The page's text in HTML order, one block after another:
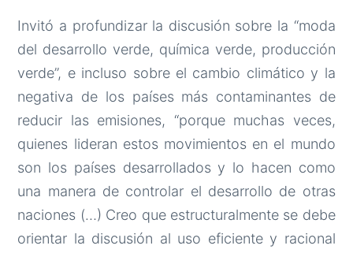
Invitó a profundizar la discusión sobre la “moda
del desarrollo verde, química verde, producción
verde”, e incluso sobre el cambio climático y la
negativa de los países más contaminantes de
reducir las emisiones, “porque muchas veces,
quienes lideran estos movimientos en el mundo
son los países desarrollados y lo hacen como
una manera de controlar el desarrollo de otras
naciones (…) Creo que estructuralmente se debe
orientar la discusión al uso eficiente y racional